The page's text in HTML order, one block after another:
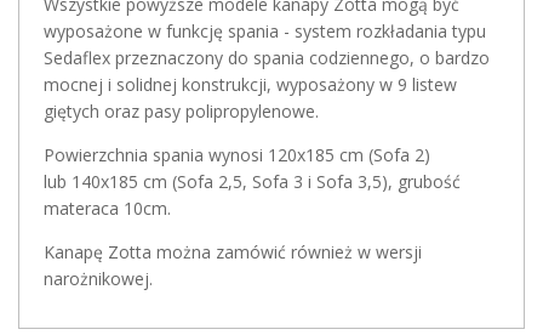
wyposażone w funkcję spania - system rozkładania typu
Sedaflex przeznaczony do spania codziennego, o bardzo
mocnej i solidnej konstrukcji, wyposażony w 9 listew
giętych oraz pasy polipropylenowe.
Powierzchnia spania wynosi 120x185 cm (Sofa 2)
lub 140x185 cm (Sofa 2,5, Sofa 3 i Sofa 3,5), grubość
materaca 10cm.
Kanapę Zotta można zamówić również w wersji
narożnikowej.